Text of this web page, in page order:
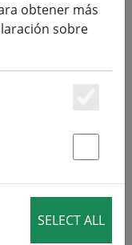
hadas
230V
obtener más
sobre
SELECT ALL